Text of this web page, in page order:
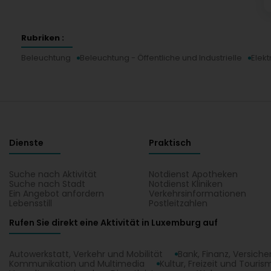
Rubriken :
Beleuchtung
Beleuchtung - Öffentliche und Industrielle
Dienste
Suche nach Aktivität
Suche nach Stadt
Ein Angebot anfordern
Lebensstill
Praktisch
Notdienst Apotheken
Notdienst Kliniken
Verkehrsinformationen
Postleitzahlen
Rufen Sie direkt eine Aktivität in Luxemburg auf
Autowerkstatt, Verkehr und Mobilität
Bank, Finanz,
Kommunikation und Multimedia
Kultur, Freizeit und